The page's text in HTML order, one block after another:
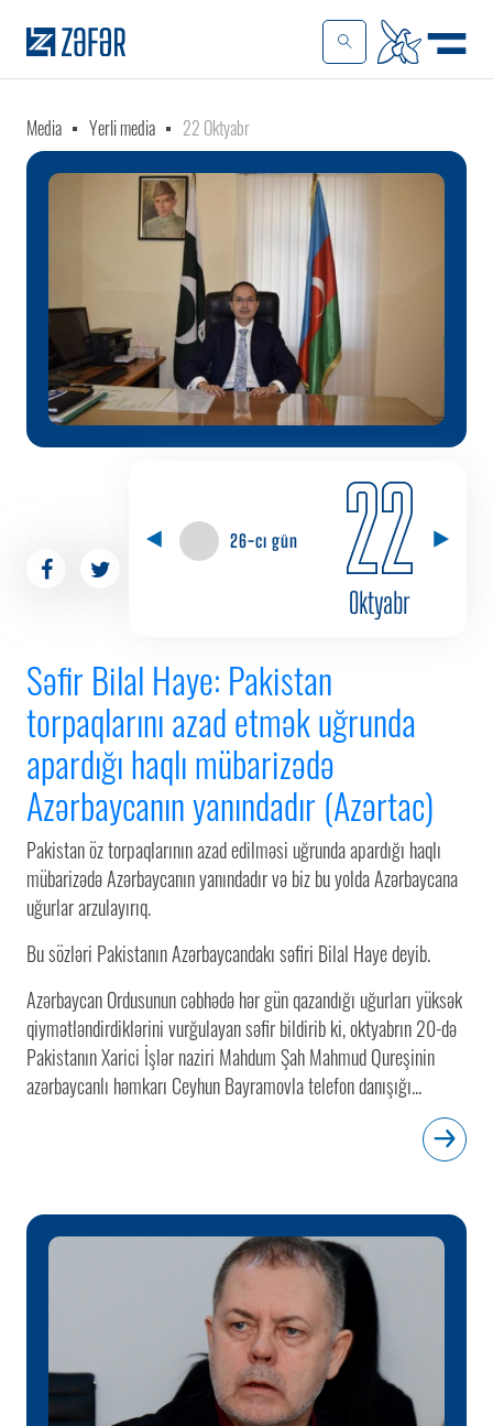
Media Yerli media 22 Oktyabr
26-cı gün 22
Oktyabr
Səfir Bilal Haye: Pakistan
torpaqlarını azad etmək uğrunda
apardığı haqlı mübarizədə
Azərbaycanın yanındadır (Azərtac)
Pakistan öz torpaqlarının azad edilməsi uğrunda apardığı haqlı
mübarizədə Azərbaycanın yanındadır və biz bu yolda Azərbaycana
uğurlar arzulayırıq.
Bu sözləri Pakistanın Azərbaycandakı səfiri Bilal Haye deyib.
Azərbaycan Ordusunun cəbhədə hər gün qazandığı uğurları yüksək
qiymətləndirdiklərini vurğulayan səfir bildirib ki, oktyabrın 20-də
Pakistanın Xarici İşlər naziri Mahdum Şah Mahmud Qureşinin
azərbaycanlı həmkarı Ceyhun Bayramovla telefon danışığı...